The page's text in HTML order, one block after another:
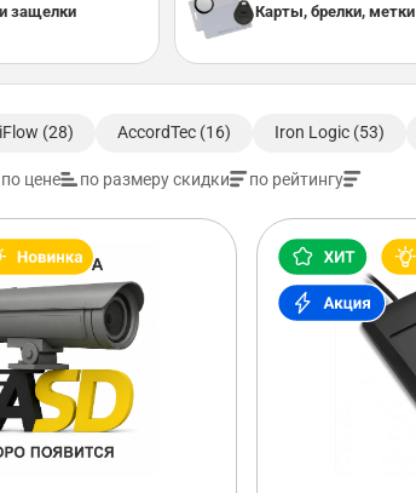
защелки Карты, брелки, метки
iFlow (28) AccordTec (16) Iron Logic (53)
по цене по размеру скидки по рейтингу